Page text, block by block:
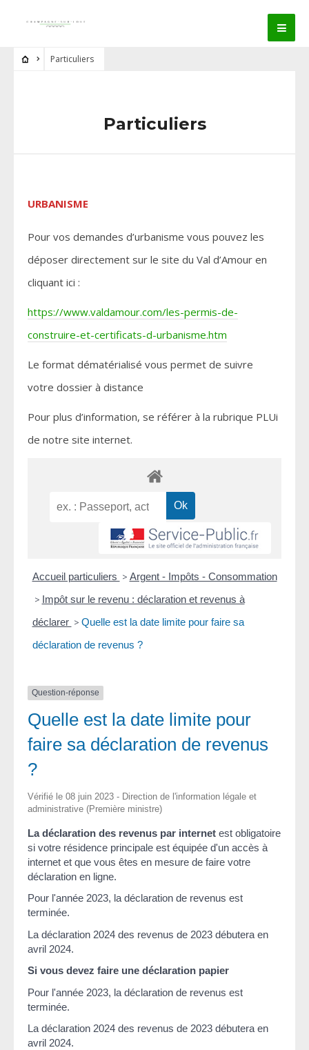
Particuliers
Particuliers
URBANISME
Pour vos demandes d’urbanisme vous pouvez les
déposer directement sur le site du Val d’Amour en
cliquant ici :
https://www.valdamour.com/les-permis-de-
construire-et-certificats-d-urbanisme.htm
Le format dématérialisé vous permet de suivre
votre dossier à distance
Pour plus d’information, se référer à la rubrique PLUi
de notre site internet.
Accueil particuliers > Argent - Impôts - Consommation
> Impôt sur le revenu : déclaration et revenus à
déclarer > Quelle est la date limite pour faire sa
déclaration de revenus ?
Question-réponse
Quelle est la date limite pour
faire sa déclaration de revenus
?
Vérifié le 08 juin 2023 - Direction de l'information légale et
administrative (Première ministre)
La déclaration des revenus par internet est obligatoire
si votre résidence principale est équipée d'un accès à
internet et que vous êtes en mesure de faire votre
déclaration en ligne.
Pour l'année 2023, la déclaration de revenus est
terminée.
La déclaration 2024 des revenus de 2023 débutera en
avril 2024.
Si vous devez faire une déclaration papier
Pour l'année 2023, la déclaration de revenus est
terminée.
La déclaration 2024 des revenus de 2023 débutera en
avril 2024.